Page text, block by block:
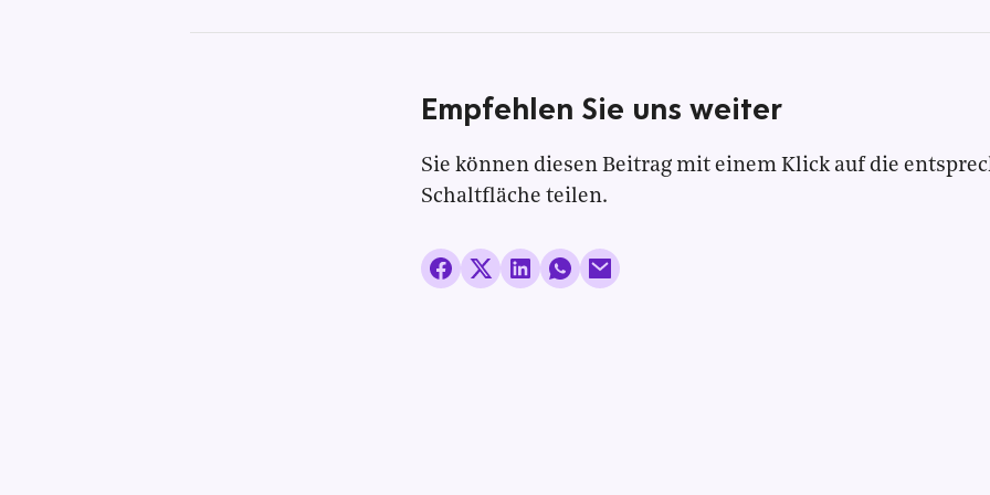
Empfehlen Sie uns weiter
Sie können diesen Beitrag mit einem Klick auf die
Schaltfläche teilen.